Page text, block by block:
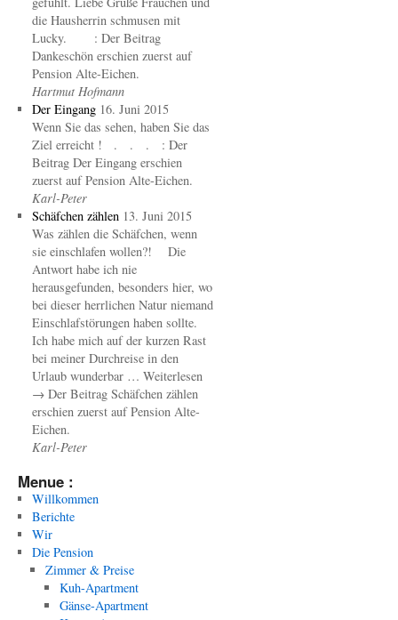
die Hausherrin schmusen mit
Lucky. : Der Beitrag
Dankeschön erschien zuerst auf
Pension Alte-Eichen.
Hartmut Hofmann
Der Eingang 16. Juni 2015
Wenn Sie das sehen, haben Sie das
Ziel erreicht ! . . . : Der
Beitrag Der Eingang erschien
zuerst auf Pension Alte-Eichen.
Karl-Peter
Schäfchen zählen 13. Juni 2015
Was zählen die Schäfchen, wenn
sie einschlafen wollen?! Die
Antwort habe ich nie
herausgefunden, besonders hier, wo
bei dieser herrlichen Natur niemand
Einschlafstörungen haben sollte.
Ich habe mich auf der kurzen Rast
bei meiner Durchreise in den
Urlaub wunderbar … Weiterlesen
→ Der Beitrag Schäfchen zählen
erschien zuerst auf Pension Alte-
Eichen.
Karl-Peter
Menue :
Willkommen
Berichte
Wir
Die Pension
Zimmer & Preise
Kuh-Apartment
Gänse-Apartment